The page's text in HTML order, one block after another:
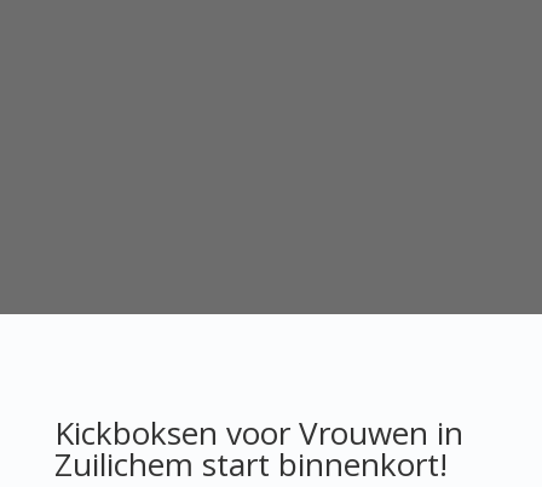
Kickboksen voor Vrouwen in
Zuilichem start binnenkort!